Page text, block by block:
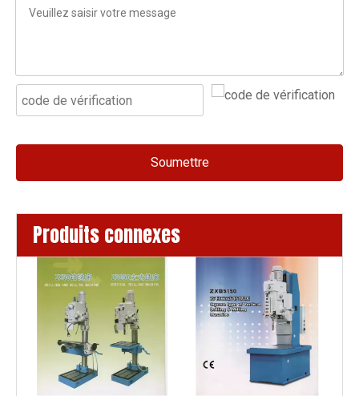
Soumettre
Produits connexes